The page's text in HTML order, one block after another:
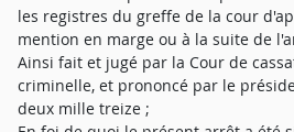
les registres du greffe de la cour
mention en marge ou à la suite de
Ainsi fait et jugé par la Cour de
criminelle, et prononcé par le
deux mille treize ;